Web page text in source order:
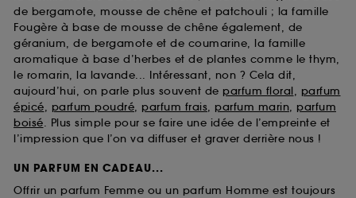
de bergamote, mousse de chêne et patchouli ; la famille
Fougère à base de mousse de chêne également, de
géranium, de bergamote et de coumarine, la famille
aromatique à base d’herbes et de plantes comme le thym,
le romarin, la lavande... Intéressant, non ? Cela dit,
aujourd’hui, on parle plus souvent de parfum floral, parfum
épicé, parfum poudré, parfum frais, parfum marin, parfum
boisé. Plus simple pour se faire une idée de l’empreinte et
l’impression que l’on va diffuser et graver derrière nous !
UN PARFUM EN CADEAU...
Offrir un parfum Femme ou un parfum Homme est toujours